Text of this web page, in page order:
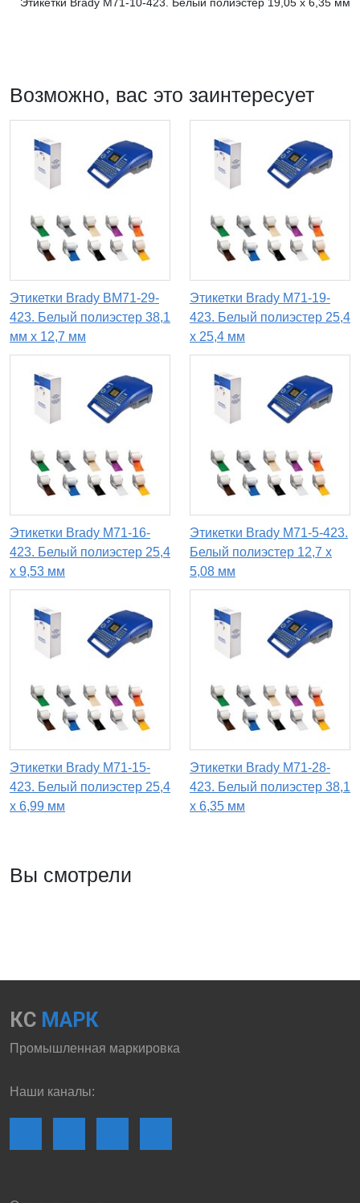
Этикетки Brady M71-10-423. Белый полиэстер 19,05 х 6,35 мм
Возможно, вас это заинтересует
Этикетки Brady BM71-29-
423. Белый полиэстер 38,1
мм х 12,7 мм
Этикетки Brady M71-19-
423. Белый полиэстер 25,4
х 25,4 мм
Этикетки Brady M71-16-
423. Белый полиэстер 25,4
х 9,53 мм
Этикетки Brady M71-5-423.
Белый полиэстер 12,7 х
5,08 мм
Этикетки Brady M71-15-
423. Белый полиэстер 25,4
х 6,99 мм
Этикетки Brady M71-28-
423. Белый полиэстер 38,1
х 6,35 мм
Вы смотрели
КС МАРК
Промышленная маркировка
Наши каналы: